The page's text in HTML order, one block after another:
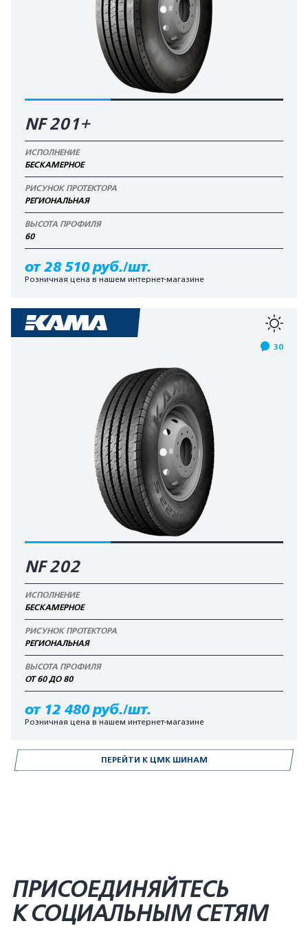
ПЕРЕЙТИ К ЦМК ШИНАМ
NF 201+
ИСПОЛНЕНИЕ
БЕСКАМЕРНОЕ
РИСУНОК ПРОТЕКТОРА
РЕГИОНАЛЬНАЯ
ВЫСОТА ПРОФИЛЯ
60
от 28 510 руб./шт.
Розничная цена в нашем интернет-магазине
30
NF 202
ИСПОЛНЕНИЕ
БЕСКАМЕРНОЕ
РИСУНОК ПРОТЕКТОРА
РЕГИОНАЛЬНАЯ
ВЫСОТА ПРОФИЛЯ
ОТ 60 ДО 80
от 12 480 руб./шт.
Розничная цена в нашем интернет-магазине
ПРИСОЕДИНЯЙТЕСЬ
К СОЦИАЛЬНЫМ СЕТЯМ